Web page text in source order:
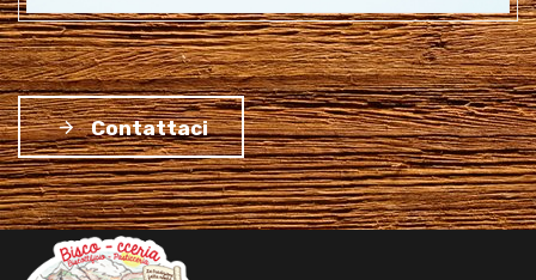
Contattaci